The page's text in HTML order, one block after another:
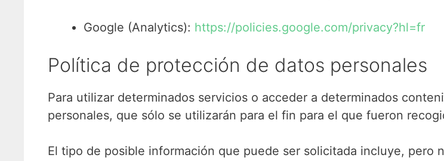
Google (Analytics): https://policies.google.com/privacy?hl=fr
Política de protección de datos personales
Para utilizar determinados servicios o acceder a determinados
personales, que sólo se utilizarán para el fin para el que fueron
El tipo de posible información que puede ser solicitada incluye, pero